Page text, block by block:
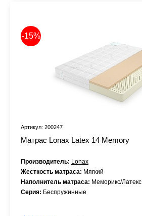
-15%
Артикул: 200247
Матрас Lonax Latex 14 Memory
Производитель: Lonax
Жесткость матраса: Мягкий
Наполнитель матраса: Меморикс/Латекс
Серия: Беспружинные